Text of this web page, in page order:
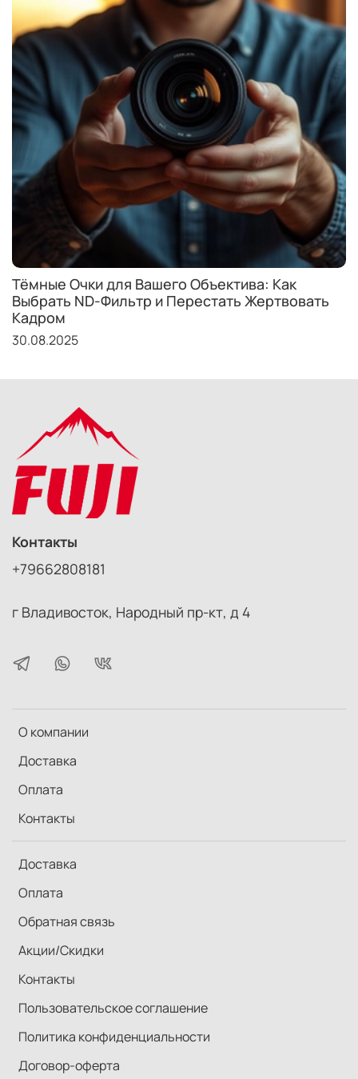
Тёмные Очки для Вашего Объектива: Как
Выбрать ND-Фильтр и Перестать Жертвовать
Кадром
30.08.2025
О компании
Доставка
Оплата
Контакты
Доставка
Оплата
Обратная связь
Акции/Скидки
Контакты
Пользовательское соглашение
Политика конфиденциальности
Договор-оферта
Контакты
+79662808181
г Владивосток, Народный пр-кт, д 4